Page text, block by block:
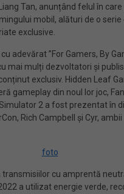
Tan, anunțând felul în care
mobil, alături de o serie
exclusive.
adevărat ”For Gamers, By
mai mulți dezvoltatori și
exclusiv. Hidden Leaf
gameplay din noul lor joc,
2 a fost prezentat în
Rich Campbell și Cyr,
cu amprentă
a utilizat energie verde,